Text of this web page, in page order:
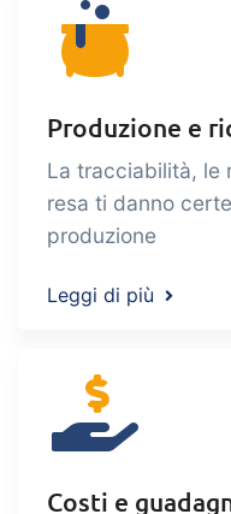
embedded
Connect
Connect
automation
tracezilla
devices
Produzione e
La tracciabilità, le
resa ti danno
produzione
Leggi di più
Costi e